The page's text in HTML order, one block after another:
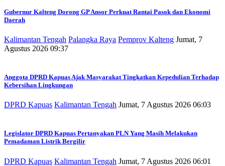
Gubernur Kalteng Dorong GP Ansor Perkuat Rantai Pasok dan Ekonomi
Daerah
Kalimantan Tengah Palangka Raya Pemprov Kalteng Jumat, 7
Agustus 2026 09:37
Anggota DPRD Kapuas Ajak Masyarakat Tingkatkan Kepedulian Terhadap
Kebersihan Lingkungan
DPRD Kapuas Kalimantan Tengah Jumat, 7 Agustus 2026 06:03
Legislator DPRD Kapuas Pertanyakan PLN Yang Masih Melakukan
Pemadaman Listrik Bergilir
DPRD Kapuas Kalimantan Tengah Jumat, 7 Agustus 2026 06:01